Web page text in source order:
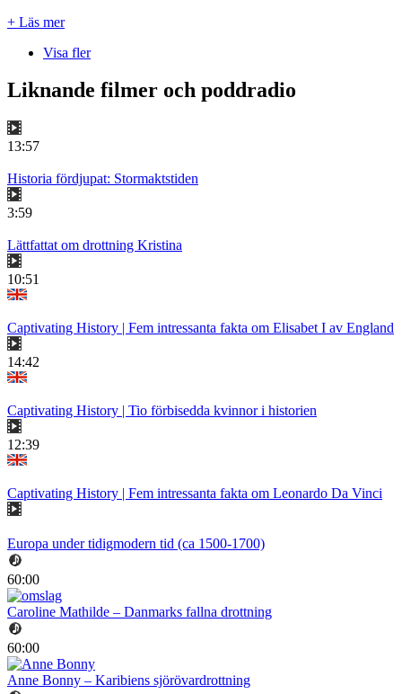
+ Läs mer
Visa fler
Liknande filmer och poddradio
13:57
Historia fördjupat: Stormaktstiden
3:59
Lättfattat om drottning Kristina
10:51
Captivating History | Fem intressanta fakta om Elisabet I av England
14:42
Captivating History | Tio förbisedda kvinnor i historien
12:39
Captivating History | Fem intressanta fakta om Leonardo Da Vinci
Europa under tidigmodern tid (ca 1500-1700)
60:00
Caroline Mathilde – Danmarks fallna drottning
60:00
Anne Bonny – Karibiens sjörövardrottning